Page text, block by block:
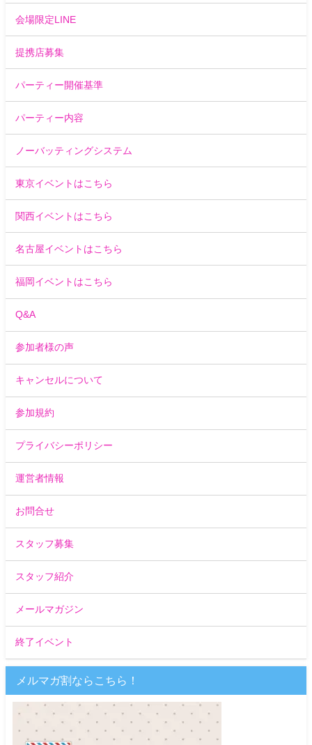
会場限定LINE
提携店募集
パーティー開催基準
パーティー内容
ノーバッティングシステム
東京イベントはこちら
関西イベントはこちら
名古屋イベントはこちら
福岡イベントはこちら
Q&A
参加者様の声
キャンセルについて
参加規約
プライバシーポリシー
運営者情報
お問合せ
スタッフ募集
スタッフ紹介
メールマガジン
終了イベント
メルマガ割ならこちら！